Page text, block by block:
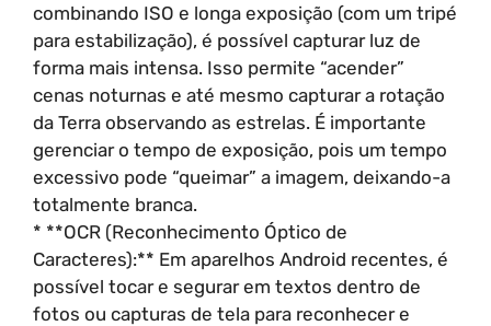
combinando ISO e longa exposição (com um tripé
para estabilização), é possível capturar luz de
forma mais intensa. Isso permite “acender”
cenas noturnas e até mesmo capturar a rotação
da Terra observando as estrelas. É importante
gerenciar o tempo de exposição, pois um tempo
excessivo pode “queimar” a imagem, deixando-a
totalmente branca.
* **OCR (Reconhecimento Óptico de
Caracteres):** Em aparelhos Android recentes, é
possível tocar e segurar em textos dentro de
fotos ou capturas de tela para reconhecer e